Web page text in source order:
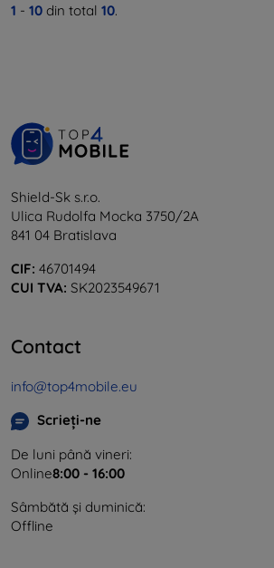
1 - 10 din total 10.
Shield-Sk s.r.o.
Ulica Rudolfa Mocka 3750/2A
841 04 Bratislava
CIF: 46701494
CUI TVA: SK2023549671
Contact
info@top4mobile.eu
Scrieți-ne
De luni până vineri:
Online8:00 - 16:00
Sâmbătă și duminică:
Offline